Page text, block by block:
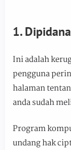
1.
Ini adalah
pengguna
halaman
anda sudah
Program
undang hak